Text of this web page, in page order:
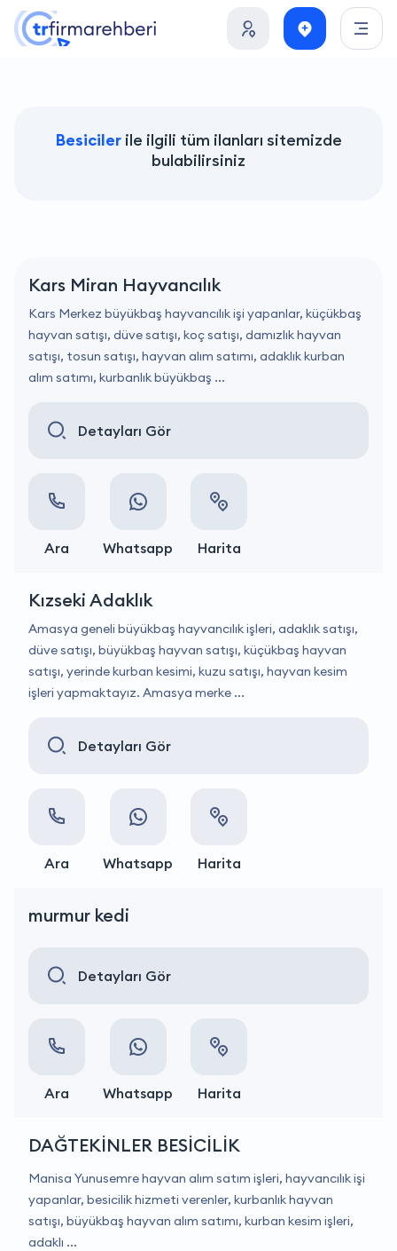
Besicilerile ilgili tüm ilanları sitemizde
bulabilirsiniz
Kars Miran Hayvancılık
Kars Merkez büyükbaş hayvancılık işi yapanlar, küçükbaş
hayvan satışı, düve satışı, koç satışı, damızlık hayvan
satışı, tosun satışı, hayvan alım satımı, adaklık kurban
alım satımı, kurbanlık büyükbaş ...
Detayları Gör
Ara Whatsapp Harita
Kızseki Adaklık
Amasya geneli büyükbaş hayvancılık işleri, adaklık satışı,
düve satışı, büyükbaş hayvan satışı, küçükbaş hayvan
satışı, yerinde kurban kesimi, kuzu satışı, hayvan kesim
işleri yapmaktayız. Amasya merke ...
Detayları Gör
Ara Whatsapp Harita
murmur kedi
Detayları Gör
Ara Whatsapp Harita
DAĞTEKİNLER BESİCİLİK
Manisa Yunusemre hayvan alım satım işleri, hayvancılık işi
yapanlar, besicilik hizmeti verenler, kurbanlık hayvan
satışı, büyükbaş hayvan alım satımı, kurban kesim işleri,
adaklı ...